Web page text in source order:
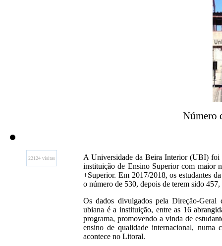
Número
22124 visitas
A Universidade da Beira Interior (UBI) foi
instituição de Ensino Superior com maior
+Superior. Em 2017/2018, os estudantes
o número de 530, depois de terem sido
Os dados divulgados pela Direção-
ubiana é a instituição, entre as 16
programa, promovendo a vinda de
ensino de qualidade internacional,
acontece no Litoral.